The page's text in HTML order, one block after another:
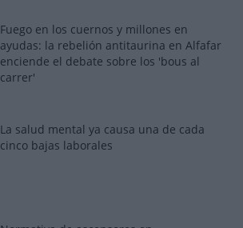
Fuego en los cuernos y millones en
ayudas: la rebelión antitaurina en Alfafar
enciende el debate sobre los 'bous al
carrer'
La salud mental ya causa una de cada
cinco bajas laborales